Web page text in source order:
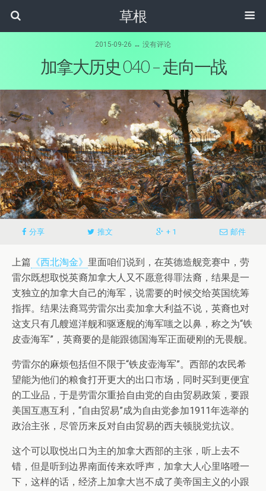
草根
2015-09-26 ↔ 没有评论
加拿大历史 040 – 走向一战
分享 推文 + 1 邮件
上篇 《西北淘金》 里面咱们说到，在英德造舰竞赛中，劳
雷尔既想取悦英裔加拿大人又不愿意得罪法裔，结果是一
支独立的加拿大自己的海军，说需要的时候交给英国统筹
指挥。结果法裔骂劳雷尔出卖加拿大利益不说，英裔也对
这支只有几艘巡洋舰和驱逐舰的海军嗤之以鼻，称之为“铁
皮壶海军”，英裔要的是能跟德国海军正面硬刚的无畏舰。
劳雷尔的麻烦包括但不限于“铁皮壶海军”。西部的农民希
望能为他们的粮食打开更大的出口市场，同时买到更便宜
的工业品，于是劳雷尔重拾自由党的自由贸易政策，要跟
美国互惠互利，“自由贸易”成为自由党参加1911年选举的
政治主张，尽管历来反对自由贸易的西夫顿脱党抗议。
这个可以取悦出口为主的加拿大西部的主张，听上去不
错，但是听到边界南面传来欢呼声，加拿大人心里咯噔一
下，这样的话，经济上加拿大岂不成了美帝国主义的小跟